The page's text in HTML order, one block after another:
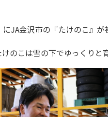
にJA金沢市の『たけのこ』が
のこは雪の下でゆっくりと